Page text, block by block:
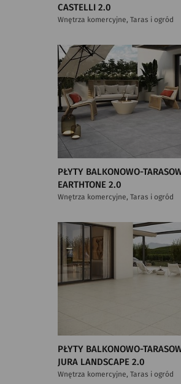
CASTELLI 2.0
Wnętrza komercyjne, Taras i ogród
PŁYTY BALKONOWO-
EARTHTONE 2.0
Wnętrza komercyjne, Taras i ogród
PŁYTY BALKONOWO-
JURA LANDSCAPE 2.0
Wnętrza komercyjne, Taras i ogród